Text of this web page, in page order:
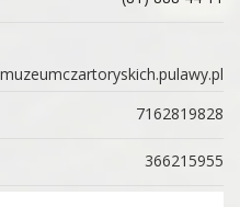
7162819828
366215955